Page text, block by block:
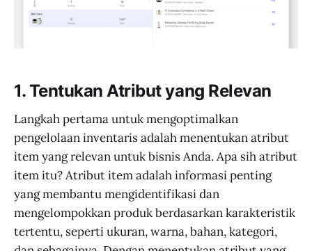
1. Tentukan Atribut yang Relevan
Langkah pertama untuk mengoptimalkan
pengelolaan inventaris adalah menentukan atribut
item yang relevan untuk bisnis Anda. Apa sih atribut
item itu? Atribut item adalah informasi penting
yang membantu mengidentifikasi dan
mengelompokkan produk berdasarkan karakteristik
tertentu, seperti ukuran, warna, bahan, kategori,